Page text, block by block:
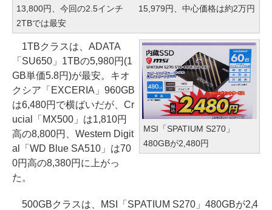
13,800円、今回の2.5インチ
2TBでは最安
15,979円、中心価格は約2万円
MSI「SPATIUM S270」
480GBが2,480円
1TBクラスは、ADATA
「SU650」1TBの5,980円(1
GB単価5.8円)が最安。キオ
クシア「EXCERIA」960GB
は6,480円で横ばいだが、Cr
ucial「MX500」は1,810円
高の8,800円、Western Digit
al「WD Blue SA510」は70
0円高の8,380円に上がっ
た。
500GBクラスは、MSI「SPATIUM S270」480GBが2,4